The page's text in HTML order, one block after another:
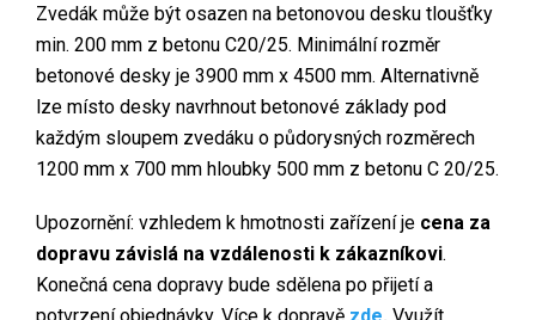
Zvedák může být osazen na betonovou desku tloušťky
min. 200 mm z betonu C20/25. Minimální rozměr
betonové desky je 3900 mm x 4500 mm. Alternativně
lze místo desky navrhnout betonové základy pod
každým sloupem zvedáku o půdorysných rozměrech
1200 mm x 700 mm hloubky 500 mm z betonu C 20/25.
Upozornění: vzhledem k hmotnosti zařízení je cena za
dopravu závislá na vzdálenosti k zákazníkovi.
Konečná cena dopravy bude sdělena po přijetí a
potvrzení objednávky. Více k dopravě zde. Využít